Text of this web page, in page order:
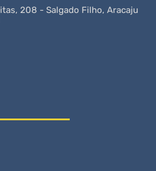
208 - Salgado Filho, Aracaju